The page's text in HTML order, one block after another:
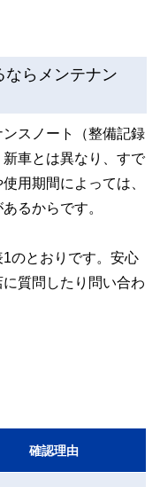
ならメンテナン
スノート（整備記録
車とは異なり、すで
用期間によっては、
るからです。
のとおりです。安心
質問したり問い合わ
確認理由